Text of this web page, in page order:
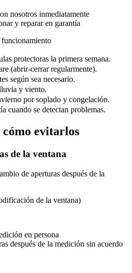
nosotros inmediatamente
y reparar en garantía
protectoras la primera semana.
(abrir-cerrar regularmente).
según sea necesario.
y viento.
por soplado y congelación.
cuando se detectan problemas.
evitarlos
de la ventana
de aperturas después de la
de la ventana)
en persona
después de la medición sin acuerdo